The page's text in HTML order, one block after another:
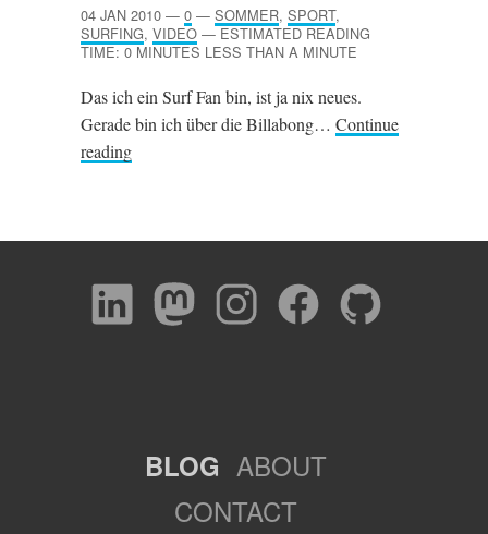
04 JAN 2010 — 0 — SOMMER, SPORT,
SURFING, VIDEO —ESTIMATED READING
TIME: 0 MINUTES LESS THAN A MINUTE
Das ich ein Surf Fan bin, ist ja nix neues.
Gerade bin ich über die Billabong… Continue
reading
BLOG ABOUT
CONTACT